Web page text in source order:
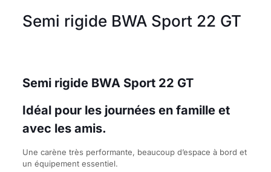
Semi rigide BWA Sport 22 GT
Semi rigide BWA Sport 22 GT
Idéal pour les journées en famille et
avec les amis.
Une carène très performante, beaucoup d’espace à bord et
un équipement essentiel.